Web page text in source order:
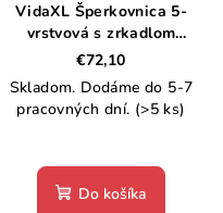
VidaXL Šperkovnica 5-
vrstvová s zrkadlom
uzamykateľné čierna
€72,10
Skladom. Dodáme do 5-7
pracovných dní. (>5 ks)
Do košíka